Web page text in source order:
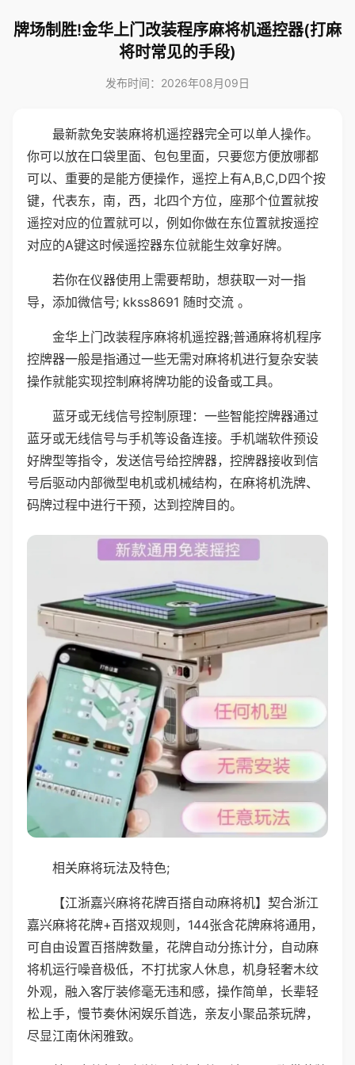
牌场制胜!金华上门改装程序麻将机遥控器(打麻
将时常见的手段)
发布时间：2026年08月09日
最新款免安装麻将机遥控器完全可以单人操作。
你可以放在口袋里面、包包里面，只要您方便放哪都
可以、重要的是能方便操作，遥控上有A,B,C,D四个按
键，代表东，南，西，北四个方位，座那个位置就按
遥控对应的位置就可以，例如你做在东位置就按遥控
对应的A键这时候遥控器东位就能生效拿好牌。
若你在仪器使用上需要帮助，想获取一对一指
导，添加微信号; kkss8691 随时交流 。
金华上门改装程序麻将机遥控器;普通麻将机程序
控牌器一般是指通过一些无需对麻将机进行复杂安装
操作就能实现控制麻将牌功能的设备或工具。
蓝牙或无线信号控制原理：一些智能控牌器通过
蓝牙或无线信号与手机等设备连接。手机端软件预设
好牌型等指令，发送信号给控牌器，控牌器接收到信
号后驱动内部微型电机或机械结构，在麻将机洗牌、
码牌过程中进行干预，达到控牌目的。
相关麻将玩法及特色;
【江浙嘉兴麻将花牌百搭自动麻将机】契合浙江
嘉兴麻将花牌+百搭双规则，144张含花牌麻将通用，
可自由设置百搭牌数量，花牌自动分拣计分，自动麻
将机运行噪音极低，不打扰家人休息，机身轻奢木纹
外观，融入客厅装修毫无违和感，操作简单，长辈轻
松上手，慢节奏休闲娱乐首选，亲友小聚品茶玩牌，
尽显江南休闲雅致。